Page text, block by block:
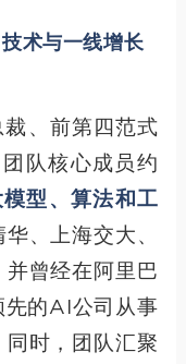
术与一线增长
、前第四范式
队核心成员约
型、算法和工
、上海交大、
曾经在阿里巴
先的AI公司从事
时，团队汇聚